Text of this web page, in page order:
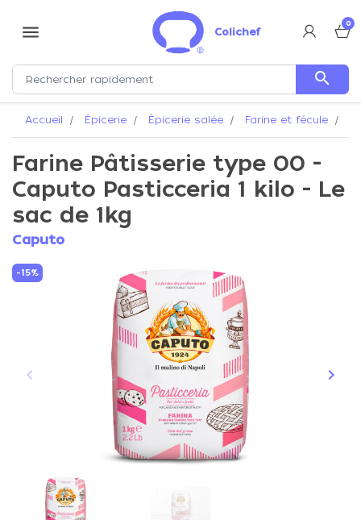
menu Colichef
0
search
Accueil Épicerie Épicerie salée Farine et fécule
Farine Pâtisserie type 00 -
Caputo Pasticceria 1 kilo - Le
sac de 1kg
Caputo
-15%
Précédent
keyboard_arrow_left keyboard_arrow_right